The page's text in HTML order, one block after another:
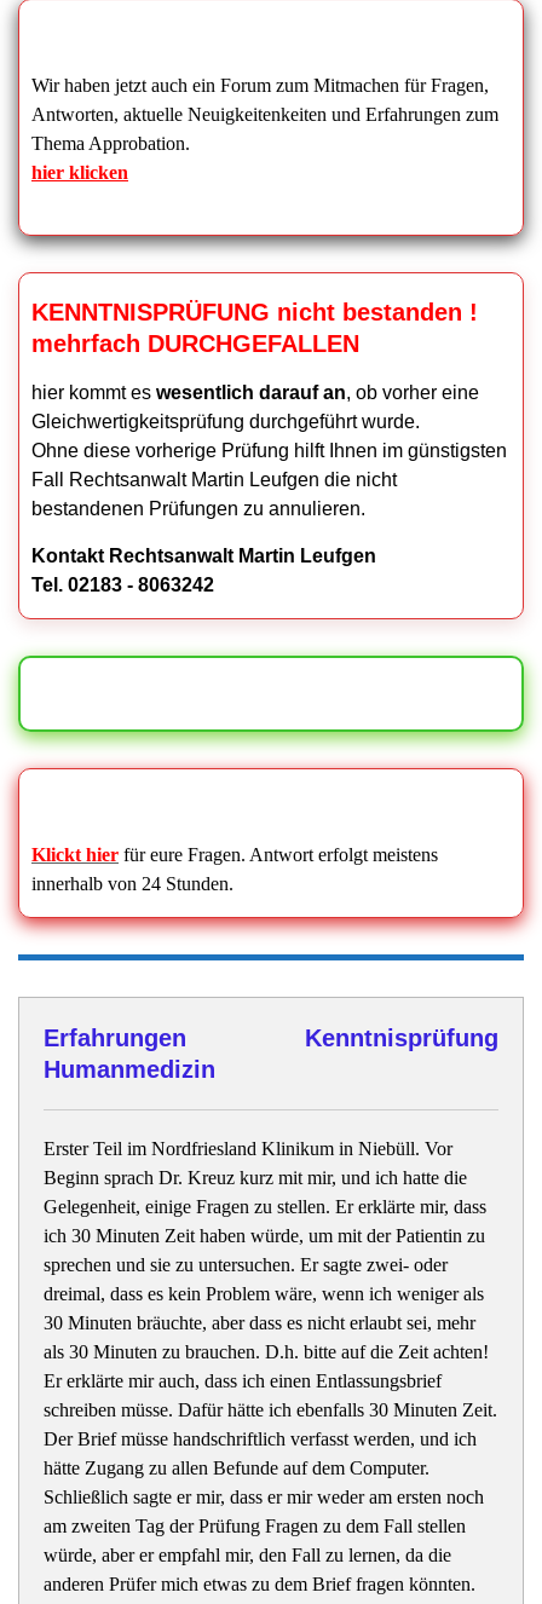
Wir haben jetzt auch ein Forum zum Mitmachen für Fragen,
Antworten, aktuelle Neuigkeitenkeiten und Erfahrungen zum
Thema Approbation.
hier klicken
KENNTNISPRÜFUNG nicht bestanden !
mehrfach DURCHGEFALLEN
hier kommt es wesentlich darauf an, ob vorher eine
Gleichwertigkeitsprüfung durchgeführt wurde.
Ohne diese vorherige Prüfung hilft Ihnen im günstigsten
Fall Rechtsanwalt Martin Leufgen die nicht
bestandenen Prüfungen zu annulieren.
Kontakt Rechtsanwalt Martin Leufgen
Tel. 02183 - 8063242
Klickt hier für eure Fragen. Antwort erfolgt meistens
innerhalb von 24 Stunden.
Erfahrungen Kenntnisprüfung
Humanmedizin
Erster Teil im Nordfriesland Klinikum in Niebüll. Vor
Beginn sprach Dr. Kreuz kurz mit mir, und ich hatte die
Gelegenheit, einige Fragen zu stellen. Er erklärte mir, dass
ich 30 Minuten Zeit haben würde, um mit der Patientin zu
sprechen und sie zu untersuchen. Er sagte zwei- oder
dreimal, dass es kein Problem wäre, wenn ich weniger als
30 Minuten bräuchte, aber dass es nicht erlaubt sei, mehr
als 30 Minuten zu brauchen. D.h. bitte auf die Zeit achten!
Er erklärte mir auch, dass ich einen Entlassungsbrief
schreiben müsse. Dafür hätte ich ebenfalls 30 Minuten Zeit.
Der Brief müsse handschriftlich verfasst werden, und ich
hätte Zugang zu allen Befunde auf dem Computer.
Schließlich sagte er mir, dass er mir weder am ersten noch
am zweiten Tag der Prüfung Fragen zu dem Fall stellen
würde, aber er empfahl mir, den Fall zu lernen, da die
anderen Prüfer mich etwas zu dem Brief fragen könnten.